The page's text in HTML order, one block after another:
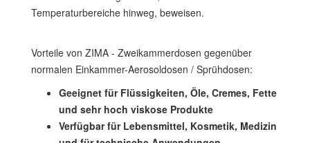
Temperaturbereiche hinweg, beweisen.
Vorteile von ZIMA - Zweikammerdosen gegenüber
normalen Einkammer-Aerosoldosen / Sprühdosen:
Geeignet für Flüssigkeiten, Öle, Cremes, Fette
und sehr hoch viskose Produkte
Verfügbar für Lebensmittel, Kosmetik, Medizin